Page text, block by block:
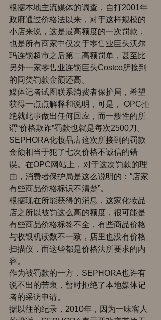
根据本地主流媒体的调查，自打2001年
政府通过价格法以来，对于这样规模的
小店来说，这是最高额度的一次罚款，
也是所有商家中仅次于零售业巨头沃尔
玛连锁超市之后第二高额罚单，甚至比
另外一家零售业连锁巨头Costco所接到
的同类罚款金额还高。
媒体记者试图联系消费者保护局，希望
获得一点点解释和说明，可是， OPC拒
绝就此事做出任何回应，而一般性的所
谓“价格欺诈”罚款也就是每次2500刀。
SEPHORA化妆品店这次所接到的罚款
金额相当于犯了七次价格不诚信的错
误。在OPC网站上，对于这次罚款的理
由，消费者保护局是这么说明的：“店家
有些商品价格标识不清楚”。
根据现在所能获得的消息，这家化妆品
店之所以被罚这么高的额度，很可能是
有些商品价格标签不全，有些商品价格
与收银机读数不一致，店里也没有价格
扫描仪，而这些都是价格法所要求的内
容。
作为被罚款的一方，SEPHORA也许有
说不出的苦衷，暂时拒绝了本地媒体记
者的采访申请。
据以往的纪录，2010年，因为一味客人